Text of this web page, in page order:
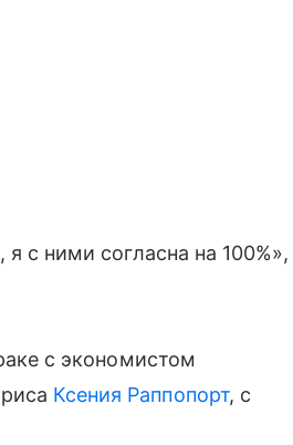
с ними согласна на 100%»,
с экономистом
Ксения Раппопорт, с